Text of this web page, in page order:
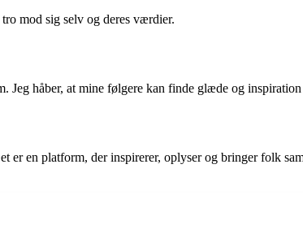
mod sig selv og deres værdier.
håber, at mine følgere kan finde glæde og
en platform, der inspirerer, oplyser og bringer folk